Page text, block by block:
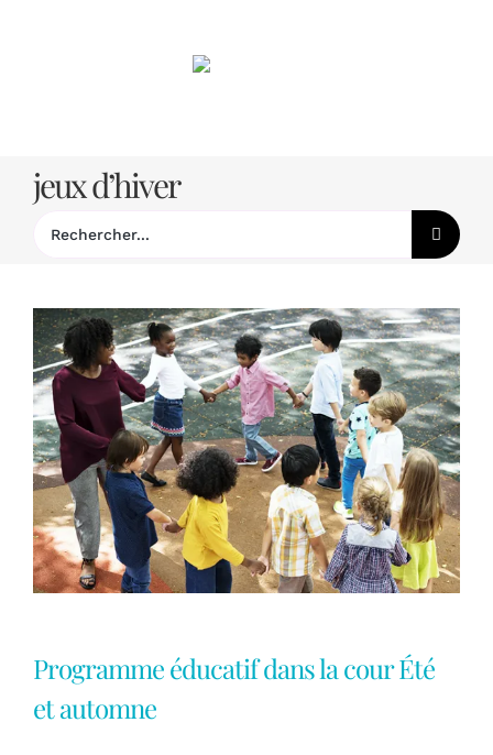
jeux d’hiver
Programme éducatif dans la cour Été
et automne